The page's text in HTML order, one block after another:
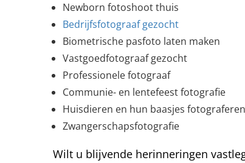
Newborn fotoshoot thuis
Bedrijfsfotograaf gezocht
Biometrische pasfoto laten maken
Vastgoedfotograaf gezocht
Professionele fotograaf
Communie- en lentefeest fotografie
Huisdieren en hun baasjes fotograferen
Zwangerschapsfotografie
Wilt u blijvende herinneringen